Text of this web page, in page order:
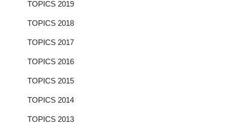
TOPICS 2019
TOPICS 2018
TOPICS 2017
TOPICS 2016
TOPICS 2015
TOPICS 2014
TOPICS 2013